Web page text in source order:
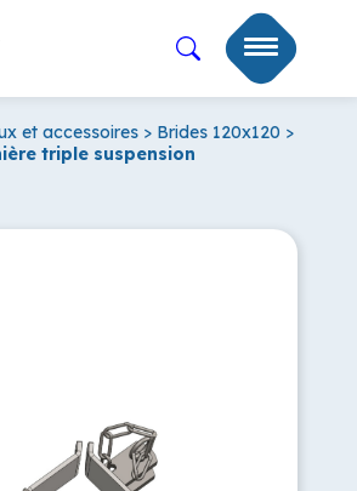
et accessoires > Brides 120x120 >
triple suspension